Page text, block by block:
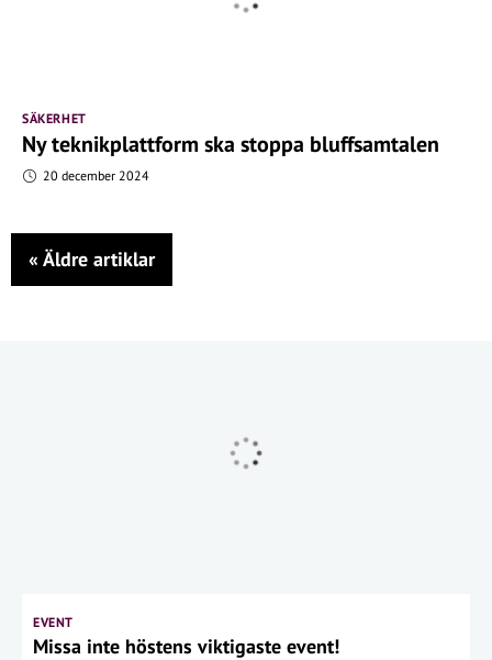
SÄKERHET
Ny teknikplattform ska stoppa bluffsamtalen
20 december 2024
« Äldre artiklar
EVENT
Missa inte höstens viktigaste event!